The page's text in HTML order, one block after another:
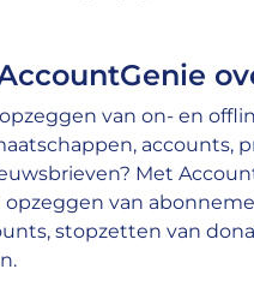
van on- en
accounts,
Met
opzeggen van
stopzetten van